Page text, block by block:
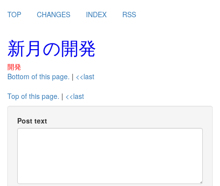
TOP CHANGES INDEX RSS
新月の開発
開発
Bottom of this page. | <<last
Top of this page. | <<last
Post text